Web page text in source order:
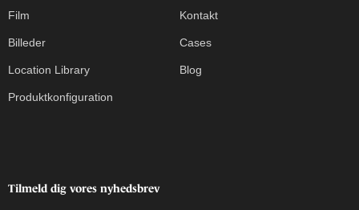
Film
Billeder
Location Library
Produktkonfiguration
Kontakt
Cases
Blog
Tilmeld dig vores nyhedsbrev